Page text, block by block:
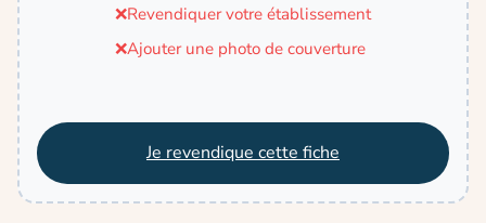
❌Revendiquer votre établissement
❌Ajouter une photo de couverture
Je revendique cette fiche